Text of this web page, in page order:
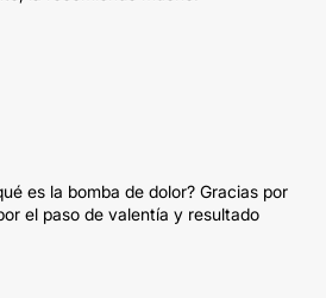
es la bomba de dolor? Gracias por
el paso de valentía y resultado